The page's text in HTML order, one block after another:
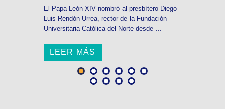
El Papa León XIV nombró al presbítero Diego
Luis Rendón Urrea, rector de la Fundación
Universitaria Católica del Norte desde ...
LEER MÁS